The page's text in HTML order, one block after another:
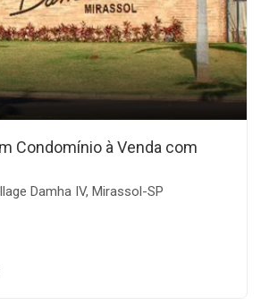
Condomínio à Venda com
Damha IV, Mirassol-SP